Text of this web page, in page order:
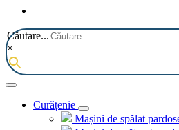
Căutare...
×
Curățenie
Mașini de spălat